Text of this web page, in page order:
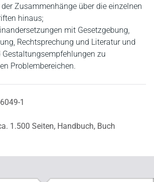
Zusammenhänge über die einzelnen
hinaus;
mit Gesetzgebung,
Rechtsprechung und Literatur und
Gestaltungsempfehlungen zu
Problembereichen.
1
1.500 Seiten, Handbuch, Buch